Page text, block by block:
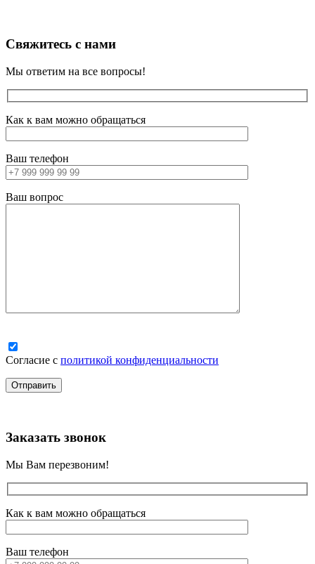
Свяжитесь с нами
Мы ответим на все вопросы!
Как к вам можно обращаться
Ваш телефон
Ваш вопрос
Согласие с политикой конфиденциальности
Заказать звонок
Мы Вам перезвоним!
Как к вам можно обращаться
Ваш телефон